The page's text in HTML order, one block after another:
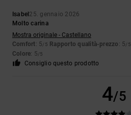
Isabel 25. gennaio 2026
Molto carina
Mostra originale - Castellano
Comfort: 5/5 Rapporto qualità-prezzo : 5/5
Colore: 5/5
Consiglio questo prodotto
4/5